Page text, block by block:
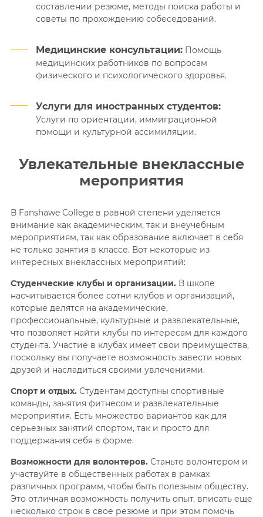
составлении резюме, методы поиска работы и
советы по прохождению собеседований.
Медицинские консультации:Помощь
медицинских работников по вопросам
физического и психологического здоровья.
Услуги для иностранных студентов:
Услуги по ориентации, иммиграционной
помощи и культурной ассимиляции.
Увлекательные внеклассные
мероприятия
В Fanshawe College в равной степени уделяется
внимание как академическим, так и внеучебным
мероприятиям, так как образование включает в себя
не только занятия в классе. Вот некоторые из
интересных внеклассных мероприятий:
Студенческие клубы и организации. В школе
насчитывается более сотни клубов и организаций,
которые делятся на академические,
профессиональные, культурные и развлекательные,
что позволяет найти клубы по интересам для каждого
студента. Участие в клубах имеет свои преимущества,
поскольку вы получаете возможность завести новых
друзей и насладиться своими увлечениями.
Спорт и отдых. Студентам доступны спортивные
команды, занятия фитнесом и развлекательные
мероприятия. Есть множество вариантов как для
серьезных занятий спортом, так и просто для
поддержания себя в форме.
Возможности для волонтеров. Станьте волонтером и
участвуйте в общественных работах в рамках
различных программ, чтобы быть полезным обществу.
Это отличная возможность получить опыт, вписать еще
несколько строк в свое резюме и при этом помочь